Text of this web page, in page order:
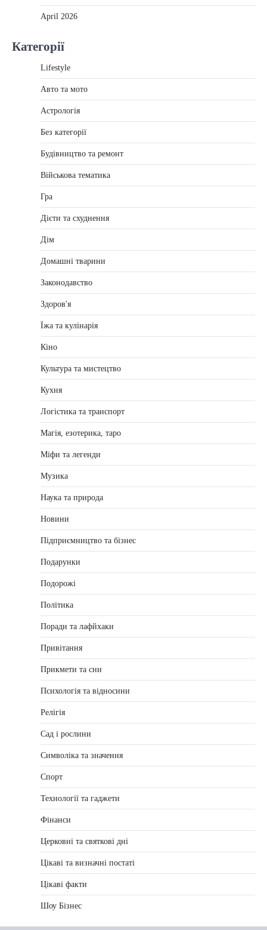
April 2026
Категорії
Lifestyle
Авто та мото
Астрологія
Без категорії
Будівництво та ремонт
Військова тематика
Гра
Дієти та схуднення
Дім
Домашні тварини
Законодавство
Здоров'я
Їжа та кулінарія
Кіно
Культура та мистецтво
Кухня
Логістика та транспорт
Магія, езотерика, таро
Міфи та легенди
Музика
Наука та природа
Новини
Підприємництво та бізнес
Подарунки
Подорожі
Політика
Поради та лафйхаки
Привітання
Прикмети та сни
Психологія та відносини
Релігія
Сад і рослини
Символіка та значення
Спорт
Технології та гаджети
Фінанси
Церковні та святкові дні
Цікаві та визначні постаті
Цікаві факти
Шоу Бізнес